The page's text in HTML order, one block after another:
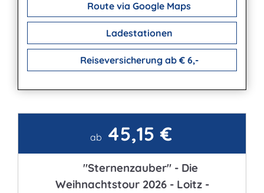
Route via Google Maps
Ladestationen
Reiseversicherung ab € 6,-
ab 45,15 €
"Sternenzauber" - Die
Weihnachtstour 2026 - Loitz -